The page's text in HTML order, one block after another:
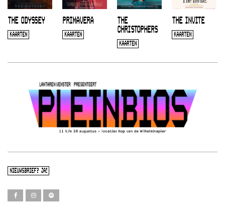
THE ODYSSEY
KAARTEN
PRIMAVERA
KAARTEN
THE
CHRISTOPHERS
KAARTEN
THE INVITE
KAARTEN
NIEUWSBRIEF? JA!